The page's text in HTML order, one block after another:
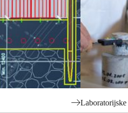
Laboratorijske